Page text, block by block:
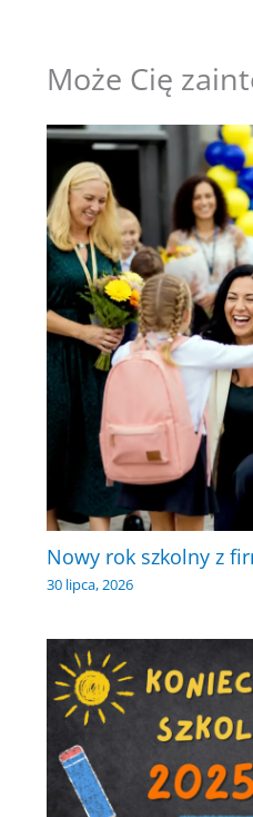
Może Cię
Nowy rok szkolny z
30 lipca, 2026